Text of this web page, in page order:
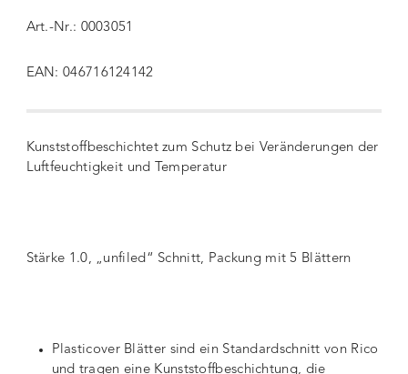
Art.-Nr.: 0003051
EAN: 046716124142
Kunststoffbeschichtet zum Schutz bei Veränderungen der
Luftfeuchtigkeit und Temperatur
Stärke 1.0, „unfiled“ Schnitt, Packung mit 5 Blättern
Plasticover Blätter sind ein Standardschnitt von Rico
und tragen eine Kunststoffbeschichtung, die